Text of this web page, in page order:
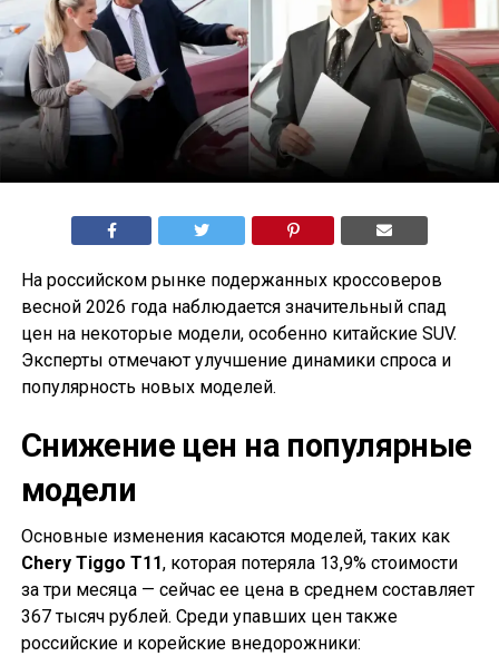
На российском рынке подержанных кроссоверов
весной 2026 года наблюдается значительный спад
цен на некоторые модели, особенно китайские SUV.
Эксперты отмечают улучшение динамики спроса и
популярность новых моделей.
Снижение цен на популярные
модели
Основные изменения касаются моделей, таких как
Chery Tiggo T11, которая потеряла 13,9% стоимости
за три месяца — сейчас ее цена в среднем составляет
367 тысяч рублей. Среди упавших цен также
российские и корейские внедорожники: